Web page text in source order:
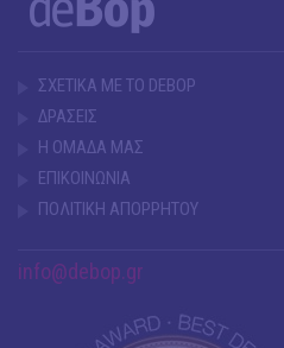
ΣΧΕΤΙΚΑ ΜΕ ΤΟ DEBOP
ΔΡΑΣΕΙΣ
Η ΟΜΑΔΑ ΜΑΣ
ΕΠΙΚΟΙΝΩΝΙΑ
ΠΟΛΙΤΙΚΗ ΑΠΟΡΡΗΤΟΥ
info@debop.gr